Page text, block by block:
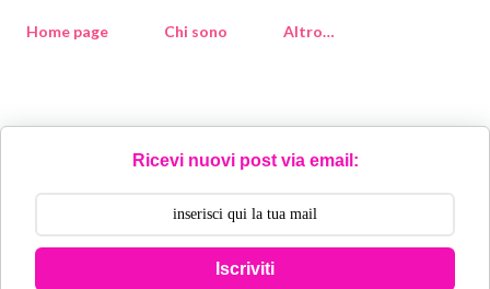
Home page Chi sono Altro…
Ricevi nuovi post via email:
Iscriviti